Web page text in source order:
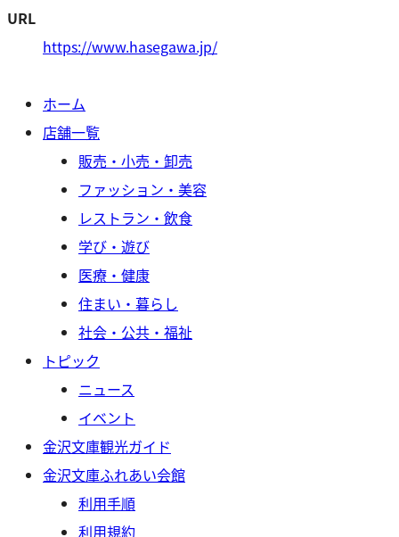
URL
https://www.hasegawa.jp/
ホーム
店舗一覧
販売・小売・卸売
ファッション・美容
レストラン・飲食
学び・遊び
医療・健康
住まい・暮らし
社会・公共・福祉
トピック
ニュース
イベント
金沢文庫観光ガイド
金沢文庫ふれあい会館
利用手順
利用規約